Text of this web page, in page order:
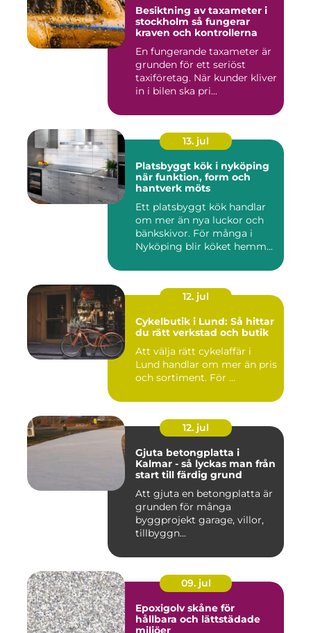
Besiktning av taxameter i
stockholm så fungerar
kraven och kontrollerna
En fungerande taxameter är
grunden för ett seriöst
taxiföretag. När kunder kliver
in i bilen ska pri...
13. jul
Platsbyggt kök i nyköping
när funktion, form och
hantverk möts
Ett platsbyggt kök handlar
om mer än nya luckor och
bänkskivor. För många i
Nyköping blir köket hemm...
12. jul
Cykelbutik i Lund: Så hittar
du rätt verkstad och butik
Att välja rätt cykelaffär i
Lund handlar om mer än pris
och sortiment. För ...
12. jul
Gjuta betongplatta i
Kalmar - så lyckas man från
start till färdig grund
Att gjuta en betongplatta är
grunden för många
byggprojekt garage, villor,
tillbyggn...
09. jul
Epoxigolv skåne för
hållbara och lättstädade
miljöer